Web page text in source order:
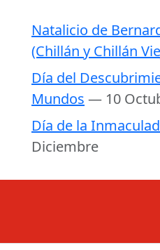
Natalicio de
(Chillán y Chillán
Día del
Mundos — 10
Día de la
Diciembre